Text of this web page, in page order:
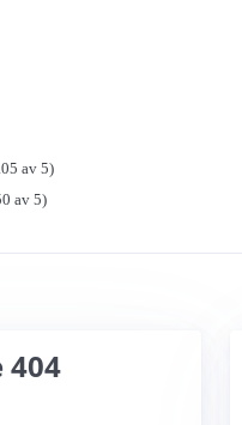
av 5)
av 5)
404